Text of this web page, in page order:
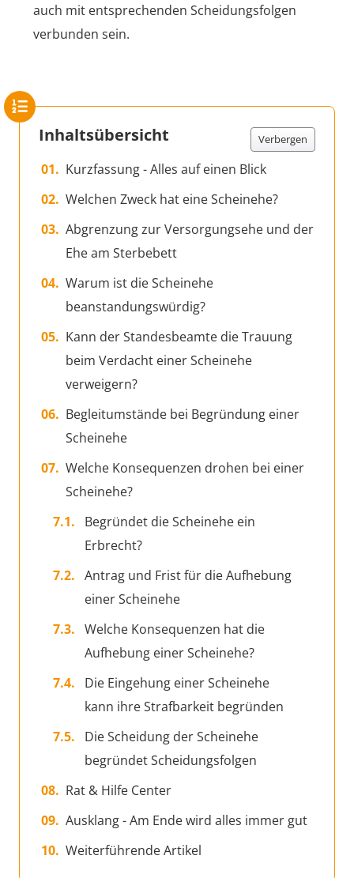
auch mit entsprechenden Scheidungsfolgen
verbunden sein.
Inhaltsübersicht Verbergen
Kurzfassung - Alles auf einen Blick
Welchen Zweck hat eine Scheinehe?
Abgrenzung zur Versorgungsehe und der
Ehe am Sterbebett
Warum ist die Scheinehe
beanstandungswürdig?
Kann der Standesbeamte die Trauung
beim Verdacht einer Scheinehe
verweigern?
Begleitumstände bei Begründung einer
Scheinehe
Welche Konsequenzen drohen bei einer
Scheinehe?
Begründet die Scheinehe ein
Erbrecht?
Antrag und Frist für die Aufhebung
einer Scheinehe
Welche Konsequenzen hat die
Aufhebung einer Scheinehe?
Die Eingehung einer Scheinehe
kann ihre Strafbarkeit begründen
Die Scheidung der Scheinehe
begründet Scheidungsfolgen
Rat & Hilfe Center
Ausklang - Am Ende wird alles immer gut
Weiterführende Artikel